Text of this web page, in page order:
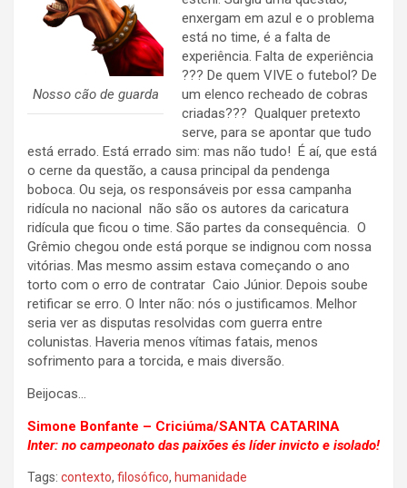
Nosso cão de guarda
enxergam em azul e o problema
está no time, é a falta de
experiência. Falta de experiência
??? De quem VIVE o futebol? De
um elenco recheado de cobras
criadas??? Qualquer pretexto
serve, para se apontar que tudo
está errado. Está errado sim: mas não tudo! É aí, que está
o cerne da questão, a causa principal da pendenga
boboca. Ou seja, os responsáveis por essa campanha
ridícula no nacional não são os autores da caricatura
ridícula que ficou o time. São partes da consequência. O
Grêmio chegou onde está porque se indignou com nossa
vitórias. Mas mesmo assim estava começando o ano
torto com o erro de contratar Caio Júnior. Depois soube
retificar se erro. O Inter não: nós o justificamos. Melhor
seria ver as disputas resolvidas com guerra entre
colunistas. Haveria menos vítimas fatais, menos
sofrimento para a torcida, e mais diversão.
Beijocas…
Simone Bonfante – Criciúma/SANTA CATARINA
Inter: no campeonato das paixões és líder invicto e isolado!
Tags: contexto, filosófico, humanidade